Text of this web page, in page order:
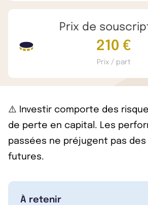
Prix de
210 €
Prix / part
⚠️ Investir comporte des
de perte en capital. Les
passées ne préjugent pas
futures.
À retenir